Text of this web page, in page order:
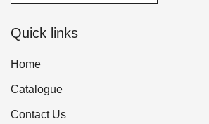
Quick links
Home
Catalogue
Contact Us